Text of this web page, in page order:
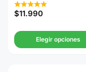
$11.990
Elegir opciones